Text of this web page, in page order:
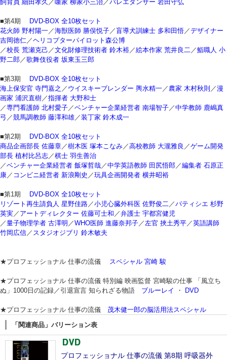
飼育員 細田孝久 ／ 噺家 柳家小三治 ／バレエダンサー 岩田守弘
■第4期
DVD-BOX 全10枚セット
花火師 野村陽一 ／海獣医師 勝俣悦子 ／盲導犬訓練士 多和田悟 ／デザイナー
吉岡徳仁 ／ヘリコプターパイロット森公博
／校長 荒瀬克己 ／文化財修理技術者 鈴木裕 ／絵本作家 荒井良二 ／鮨職人 小
野二郎 ／歌舞伎役者 坂東玉三郎
■第3期
DVD-BOX 全10枚セット
海上保安官 寺門嘉之 ／ ウイスキーブレンダー 輿水精一 ／ 農家 木村秋則 ／漫
画家 浦沢直樹 ／指揮者 大野和士
／専門看護師 北村愛子 ／ベンチャー企業経営者 南場智子 ／中学教師 鹿嶋真
弓 ／競馬調教師 藤澤和雄 ／装丁家 鈴木成一
■第2期
DVD-BOX 全10枚セット
商品企画部長 佐藤章 ／樹木医 塚本こなみ ／高校教師 大瀧雅良 ／ゲーム開発
部長 植村比呂志 ／棋士 羽生善治
／ベンチャー企業経営者 飯塚哲哉 ／中学英語教師 田尻悟郎 ／編集者 石原正
康 ／ コンビニ経営者 新浪剛史 ／玩具企画開発者 横井昭裕
■第1期
DVD-BOX 全10枚セット
リゾート再生請負人 星野佳路 ／小児心臓外科医 佐野俊二 ／パティシエ 杉野
英実 ／ アートディレクター 佐藤可士和 ／弁護士 宇都宮健児
／量子物理学者 古澤明 ／WHO医師 進藤奈邦子 ／ 左官 挾土秀平 ／英語講師
竹岡広信 ／ スタジオジブリ 鈴木敏夫
★プロフェッショナル 仕事の流儀 スペシャル 宮崎 駿
★プロフェッショナル 仕事の流儀 特別編 映画監督 宮崎駿の仕事 「風立ち
ぬ」1000日の記録／引退宣言 知られざる物語 ブルーレイ ・ DVD
★プロフェッショナル 仕事の流儀 茂木健一郎の脳活用法スペシャル
「関連商品」バリーション表
プロフェッショナル 仕事の流儀 第8期 呼吸器外